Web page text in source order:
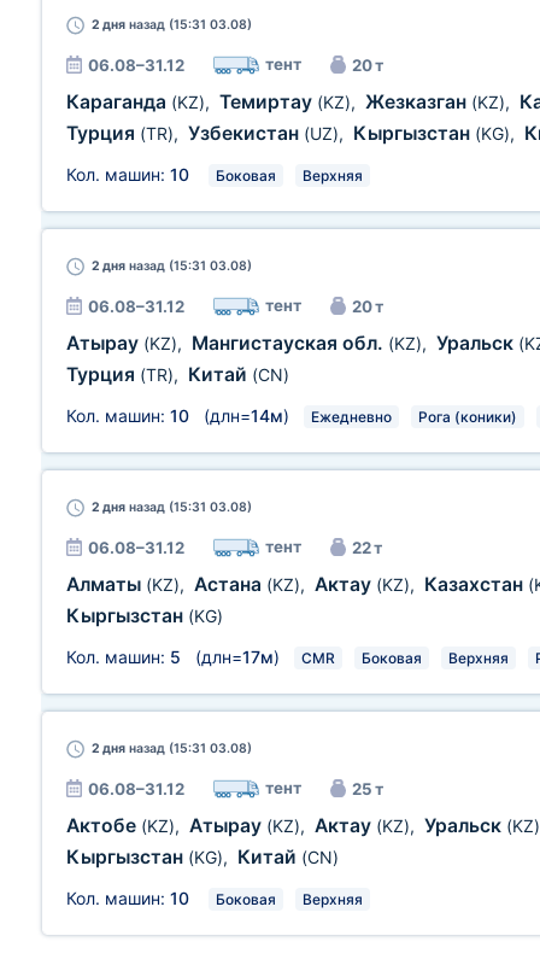
2 дня назад (15:31 03.08)
06.08–31.12 тент 20 т
Караганда (KZ), Темиртау (KZ), Жезказган (KZ),
Турция (TR), Узбекистан (UZ), Кыргызстан (KG),
Кол. машин: 10 Боковая Верхняя
2 дня назад (15:31 03.08)
06.08–31.12 тент 20 т
Атырау (KZ), Мангистауская обл. (KZ), Уральск
Турция (TR), Китай (CN)
Кол. машин: 10 (длн=14м) Ежедневно Рога (коники)
2 дня назад (15:31 03.08)
06.08–31.12 тент 22 т
Алматы (KZ), Астана (KZ), Актау (KZ), Казахстан
Кыргызстан (KG)
Кол. машин: 5 (длн=17м) CMR Боковая Верхняя
2 дня назад (15:31 03.08)
06.08–31.12 тент 25 т
Актобе (KZ), Атырау (KZ), Актау (KZ), Уральск (KZ)
Кыргызстан (KG), Китай (CN)
Кол. машин: 10 Боковая Верхняя